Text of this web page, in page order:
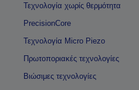
Τεχνολογία χωρίς θερμότητα
PrecisionCore
Τεχνολογία Micro Piezo
Πρωτοποριακές τεχνολογίες
Βιώσιμες τεχνολογίες